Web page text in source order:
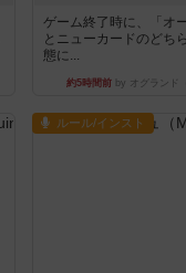
ゲーム終了時に、「オ
とニューカードのどち
態に...
約5時間前 by オグランド
ルール/インスト